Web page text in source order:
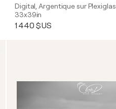
Digital, Argentique sur Plexiglas
33x39in
1 440 $US